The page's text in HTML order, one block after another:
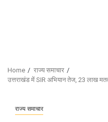
Home
राज्य समाचार
उत्तराखंड में SIR अभियान तेज, 23 लाख
राज्य समाचार